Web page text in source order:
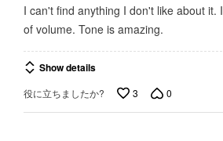
5I can't find anything I don't like about it.
of volume. Tone is amazing.
Show details
役に立ちましたか? 3 0